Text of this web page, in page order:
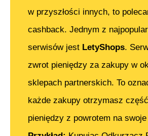
w przyszłości innych, to
cashback. Jednym z
serwisów jest LetyShops.
zwrot pieniędzy za zakupy w
sklepach partnerskich. To
każde zakupy otrzymasz
pieniędzy z powrotem na